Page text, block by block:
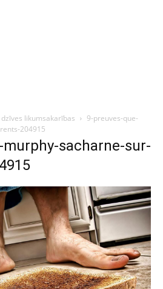
likumsakarības
9-preuves-que-
204915
sacharne-sur-